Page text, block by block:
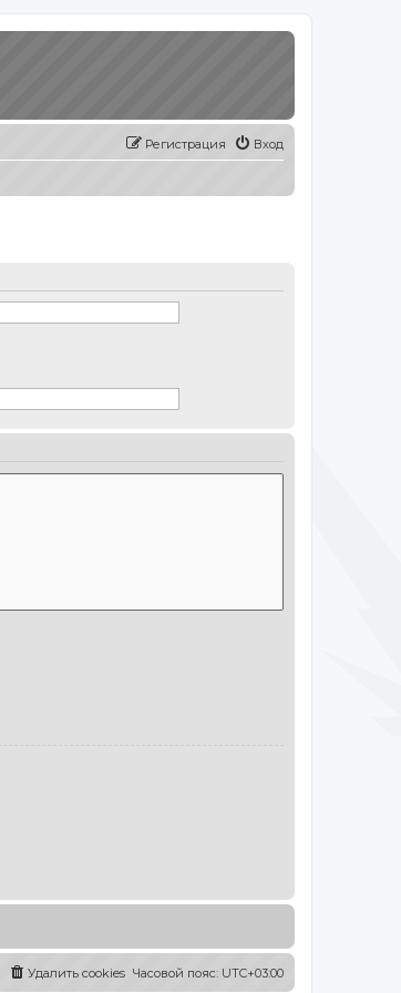
Вход
Регистрация
Часовой пояс: UTC+03:00
Удалить cookies